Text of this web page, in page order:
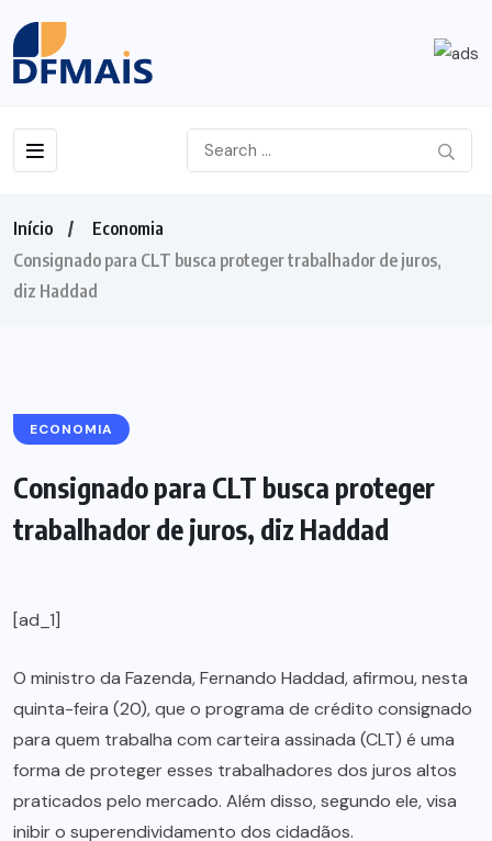
Início
Economia
Consignado para CLT busca proteger trabalhador de juros,
diz Haddad
ECONOMIA
Consignado para CLT busca proteger
trabalhador de juros, diz Haddad
[ad_1]
O ministro da Fazenda, Fernando Haddad, afirmou, nesta
quinta-feira (20), que o programa de crédito consignado
para quem trabalha com carteira assinada (CLT) é uma
forma de proteger esses trabalhadores dos juros altos
praticados pelo mercado. Além disso, segundo ele, visa
inibir o superendividamento dos cidadãos.